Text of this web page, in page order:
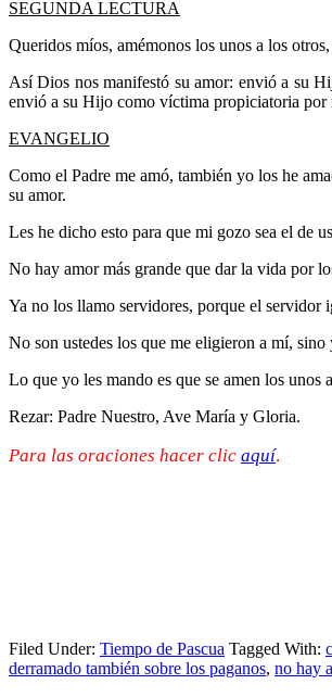
SEGUNDA LECTURA
Queridos míos, amémonos los unos a los
Así Dios nos manifestó su amor: envió a su
envió a su Hijo como víctima propiciatoria por
EVANGELIO
Como el Padre me amó, también yo los he
su amor.
Les he dicho esto para que mi gozo sea el de
No hay amor más grande que dar la vida por
Ya no los llamo servidores, porque el servidor
No son ustedes los que me eligieron a mí,
Lo que yo les mando es que se amen los unos
Rezar: Padre Nuestro, Ave María y Gloria.
Para las oraciones hacer clic aquí.
Filed Under: Tiempo de Pascua Tagged With:
derramado también sobre los paganos, no hay